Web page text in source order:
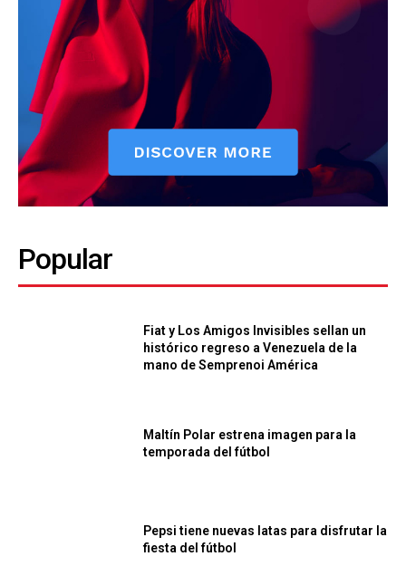
Popular
Fiat y Los Amigos Invisibles sellan un
histórico regreso a Venezuela de la
mano de Semprenoi América
Maltín Polar estrena imagen para la
temporada del fútbol
Pepsi tiene nuevas latas para disfrutar la
fiesta del fútbol